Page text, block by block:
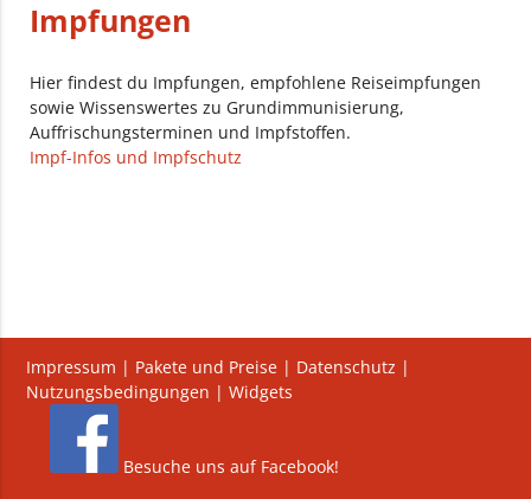
Impfungen
Hier findest du Impfungen, empfohlene Reiseimpfungen
sowie Wissenswertes zu Grundimmunisierung,
Auffrischungsterminen und Impfstoffen.
Impf-Infos und Impfschutz
Impressum | Pakete und Preise | Datenschutz |
Nutzungsbedingungen |Widgets
Besuche uns auf Facebook!